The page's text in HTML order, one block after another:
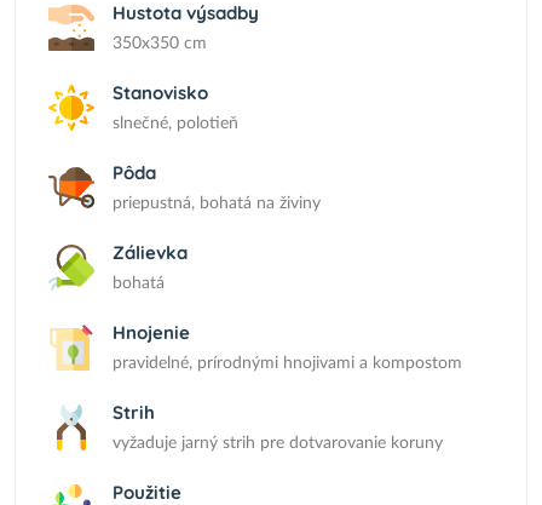
Hustota výsadby
350x350 cm
Stanovisko
slnečné, polotieň
Pôda
priepustná, bohatá na živiny
Zálievka
bohatá
Hnojenie
pravidelné, prírodnými hnojivami a kompostom
Strih
vyžaduje jarný strih pre dotvarovanie koruny
Použitie